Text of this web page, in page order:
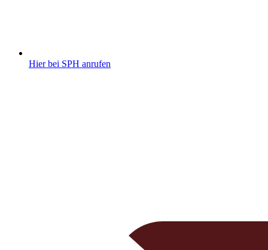
Hier bei SPH anrufen